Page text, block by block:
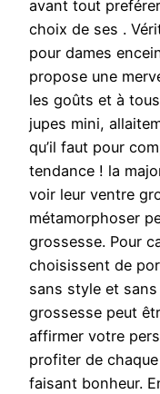
avant tout
choix de ses .
pour dames
propose une
les goûts et à
jupes mini,
qu’il faut pour
tendance ! la
voir leur ventre
métamorphoser
grossesse. Pour
choisissent de
sans style et
grossesse peut
affirmer votre
profiter de
faisant bonheur.